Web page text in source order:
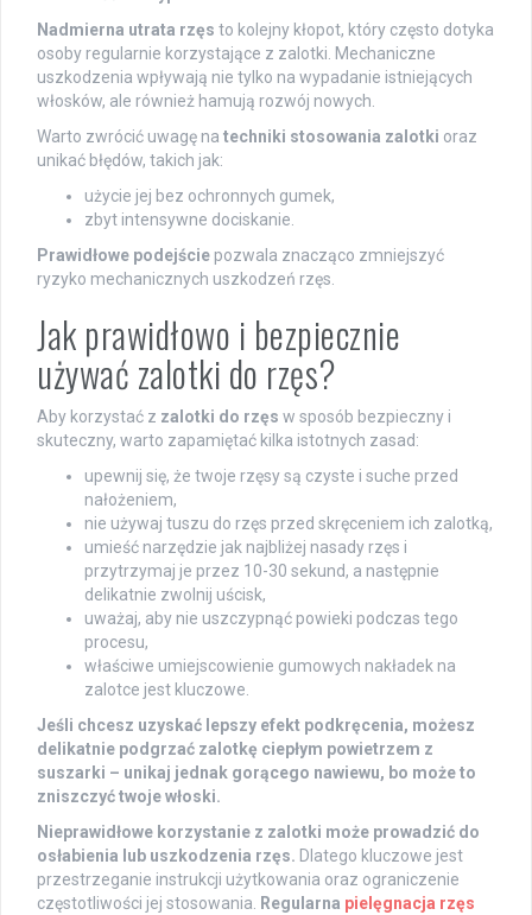
Nadmierna utrata rzęs to kolejny kłopot, który często dotyka
osoby regularnie korzystające z zalotki. Mechaniczne
uszkodzenia wpływają nie tylko na wypadanie istniejących
włosków, ale również hamują rozwój nowych.
Warto zwrócić uwagę na techniki stosowania zalotki oraz
unikać błędów, takich jak:
użycie jej bez ochronnych gumek,
zbyt intensywne dociskanie.
Prawidłowe podejście pozwala znacząco zmniejszyć
ryzyko mechanicznych uszkodzeń rzęs.
Jak prawidłowo i bezpiecznie
używać zalotki do rzęs?
Aby korzystać z zalotki do rzęs w sposób bezpieczny i
skuteczny, warto zapamiętać kilka istotnych zasad:
upewnij się, że twoje rzęsy są czyste i suche przed
nałożeniem,
nie używaj tuszu do rzęs przed skręceniem ich zalotką,
umieść narzędzie jak najbliżej nasady rzęs i
przytrzymaj je przez 10-30 sekund, a następnie
delikatnie zwolnij uścisk,
uważaj, aby nie uszczypnąć powieki podczas tego
procesu,
właściwe umiejscowienie gumowych nakładek na
zalotce jest kluczowe.
Jeśli chcesz uzyskać lepszy efekt podkręcenia, możesz
delikatnie podgrzać zalotkę ciepłym powietrzem z
suszarki – unikaj jednak gorącego nawiewu, bo może to
zniszczyć twoje włoski.
Nieprawidłowe korzystanie z zalotki może prowadzić do
osłabienia lub uszkodzenia rzęs. Dlatego kluczowe jest
przestrzeganie instrukcji użytkowania oraz ograniczenie
częstotliwości jej stosowania. Regularna pielęgnacja rzęs